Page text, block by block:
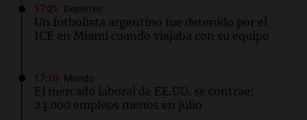
17:21 Deportes
Un futbolista argentino fue detenido por el
ICE en Miami cuando viajaba con su equipo
17:10 Mundo
El mercado laboral de EE.UU. se contrae:
23.000 empleos menos en julio